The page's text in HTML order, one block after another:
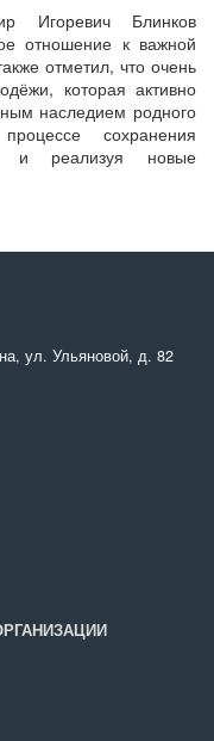
Игоревич Блинков
отношение к важной
отметил, что очень
которая активно
наследием родного
сохранения
и реализуя новые
ул. Ульяновой, д. 82